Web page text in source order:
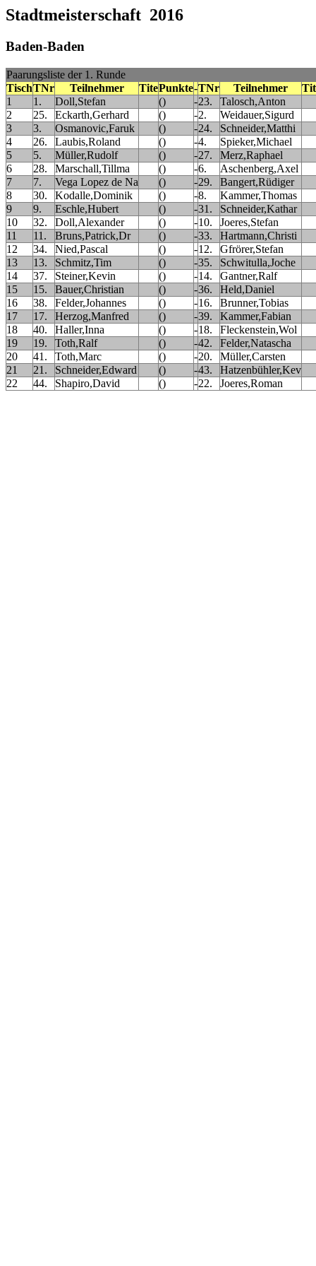
Stadtmeisterschaft 2016
Baden-Baden
Paarungsliste der 1. Runde
TischTNr Teilnehmer TitePunkte-TNr Teilnehmer
1
1. Doll,Stefan () -23.
Talosch,Anton
2
25. Eckarth,Gerhard () -2.
Weidauer,Sigurd
3
3. Osmanovic,Faruk () -24.
Schneider,Matthi
4
26. Laubis,Roland () -4.
Spieker,Michael
5
5. Müller,Rudolf () -27.
Merz,Raphael
6
28. Marschall,Tillma () -6.
Aschenberg,Axel
7
7. Vega Lopez de Na () -29.
Bangert,Rüdiger
8
30. Kodalle,Dominik () -8.
Kammer,Thomas
9
9. Eschle,Hubert () -31.
Schneider,Kathar
10
32. Doll,Alexander () -10.
Joeres,Stefan
11
11. Bruns,Patrick,Dr () -33.
Hartmann,Christi
12
34. Nied,Pascal () -12.
Gfrörer,Stefan
13
13. Schmitz,Tim () -35.
Schwitulla,Joche
14
37. Steiner,Kevin () -14.
Gantner,Ralf
15
15. Bauer,Christian () -36.
Held,Daniel
16
38. Felder,Johannes () -16.
Brunner,Tobias
17
17. Herzog,Manfred () -39.
Kammer,Fabian
18
40. Haller,Inna () -18.
Fleckenstein,Wol
19
19. Toth,Ralf () -42.
Felder,Natascha
20
41. Toth,Marc () -20.
Müller,Carsten
21
21. Schneider,Edward () -43.
Hatzenbühler,Kev
22
44. Shapiro,David () -22. Joeres,Roman